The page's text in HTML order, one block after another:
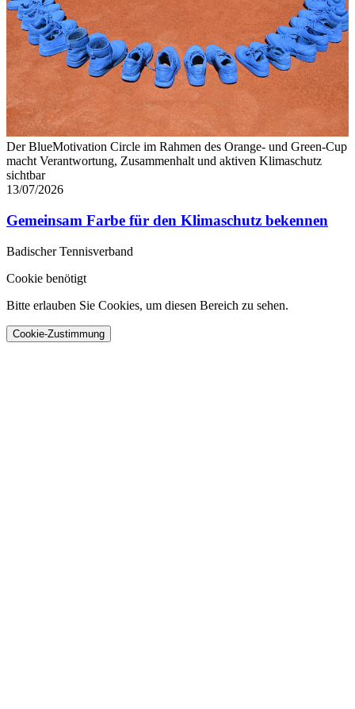
Der BlueMotivation Circle im Rahmen des Orange- und Green-Cup
macht Verantwortung, Zusammenhalt und aktiven Klimaschutz
sichtbar
13/07/2026
Gemeinsam Farbe für den Klimaschutz bekennen
Badischer Tennisverband
Cookie benötigt
Bitte erlauben Sie Cookies, um diesen Bereich zu sehen.
Cookie-Zustimmung